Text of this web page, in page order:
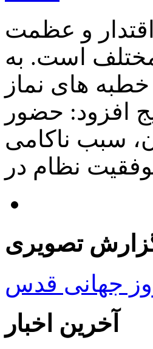
و عظمت
است. به
های نماز
افزود: حضور
سبب ناکامی
تصویری
جهانی قدس
آخرین اخبار